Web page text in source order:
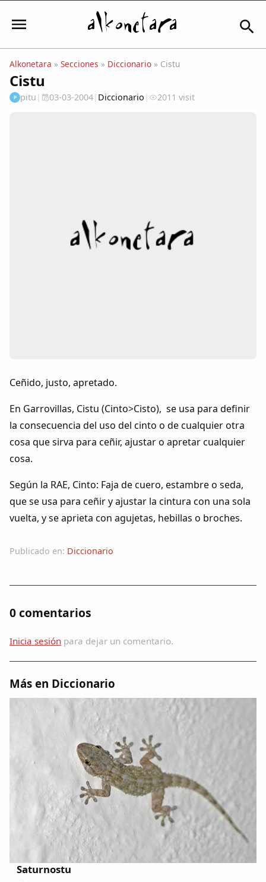
Iniciar sesión
Comunidad
Foros
Idiosincrasia
Traductor
Peñas
Modo oscuro
Alkonetara » Secciones » Diccionario » Cistu
Cistu
P pitu | 03-03-2004| Diccionario | 2011 visit
Ceñido, justo, apretado.
En Garrovillas, Cistu (Cinto>Cisto), se usa para definir
la consecuencia del uso del cinto o de cualquier otra
cosa que sirva para ceñir, ajustar o apretar cualquier
cosa.
Según la RAE, Cinto: Faja de cuero, estambre o seda,
que se usa para ceñir y ajustar la cintura con una sola
vuelta, y se aprieta con agujetas, hebillas o broches.
Publicado en: Diccionario
0 comentarios
Inicia sesión para dejar un comentario.
Más en Diccionario
Saturnostu